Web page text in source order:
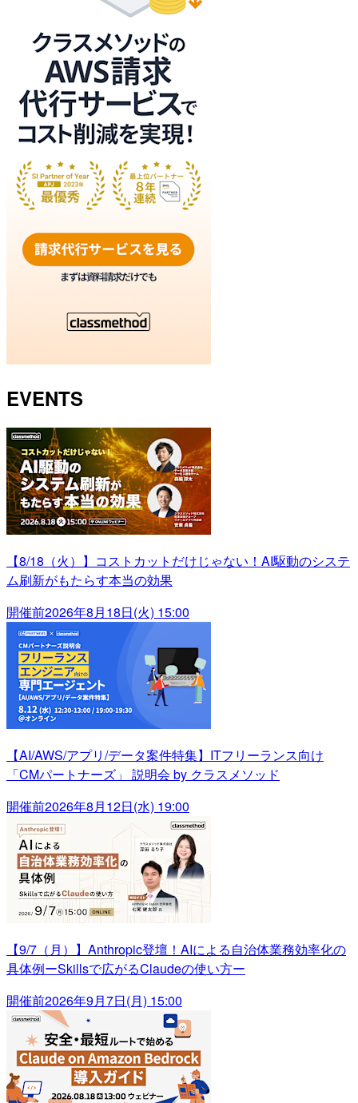
EVENTS
【8/18（火）】コストカットだけじゃない！AI駆動のシステ
ム刷新がもたらす本当の効果
開催前2026年8月18日(火) 15:00
【AI/AWS/アプリ/データ案件特集】ITフリーランス向け
「CMパートナーズ」 説明会 by クラスメソッド
開催前2026年8月12日(水) 19:00
【9/7（月）】Anthropic登壇！AIによる自治体業務効率化の
具体例ーSkillsで広がるClaudeの使い方ー
開催前2026年9月7日(月) 15:00